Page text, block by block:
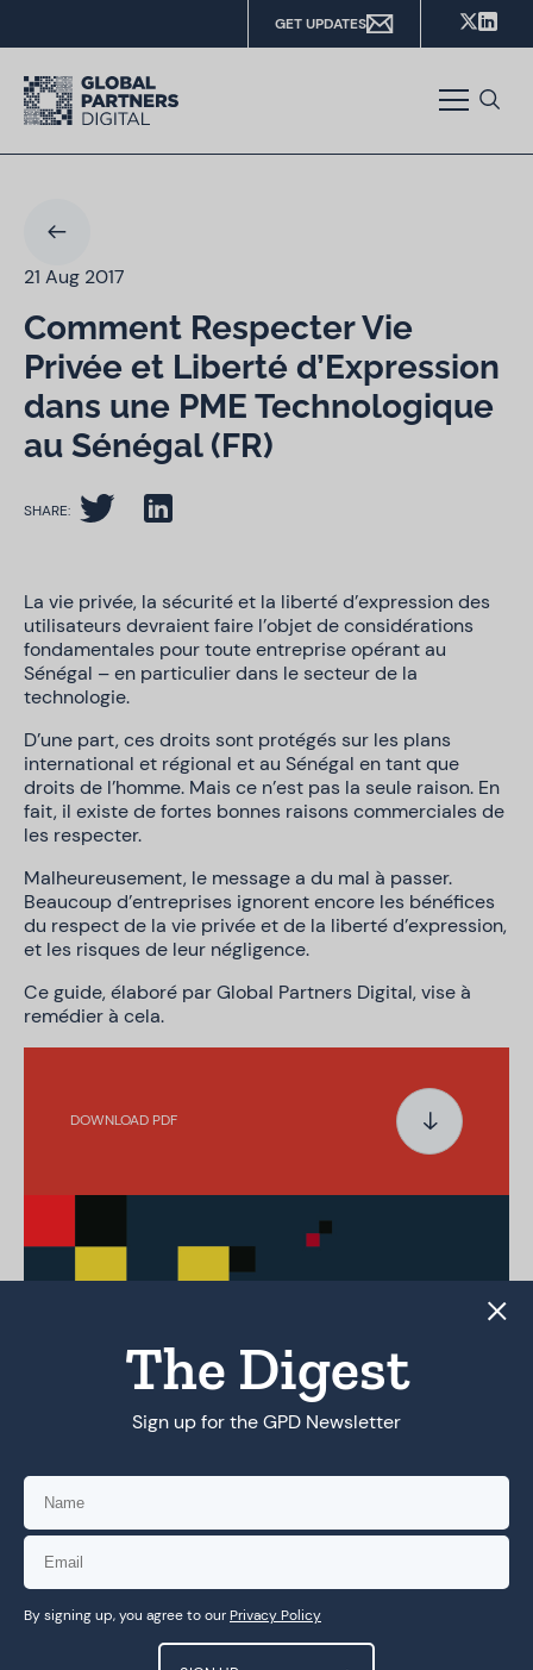
GET UPDATES
21 Aug 2017
Comment Respecter Vie
Privée et Liberté d’Expression
dans une PME Technologique
au Sénégal (FR)
SHARE:
La vie privée, la sécurité et la liberté d’expression des
utilisateurs devraient faire l’objet de considérations
fondamentales pour toute entreprise opérant au
Sénégal – en particulier dans le secteur de la
technologie.
D’une part, ces droits sont protégés sur les plans
international et régional et au Sénégal en tant que
droits de l’homme. Mais ce n’est pas la seule raison. En
fait, il existe de fortes bonnes raisons commerciales de
les respecter.
Malheureusement, le message a du mal à passer.
Beaucoup d’entreprises ignorent encore les bénéfices
du respect de la vie privée et de la liberté d’expression,
et les risques de leur négligence.
Ce guide, élaboré par Global Partners Digital, vise à
remédier à cela.
DOWNLOAD PDF
The Digest
Sign up for the GPD Newsletter
By signing up, you agree to ourPrivacy Policy